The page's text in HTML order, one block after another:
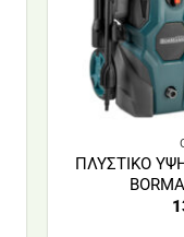
ΠΛΥΣΤΙΚΟ